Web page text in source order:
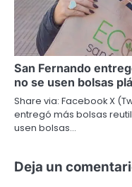
San Fernando
no se usen bolsas
Share via: Facebook X
entregó más bolsas
usen bolsas…
Deja un